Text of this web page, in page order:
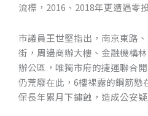
流標，2016、2018年更遭遇零
市議員王世堅指出，南京東路
街，周邊商辦大樓、金融機構
辦公區，唯獨市府的捷運聯合
仍荒廢在此，6樓裸露的鋼筋懸
保長年累月下鏽蝕，造成公安疑